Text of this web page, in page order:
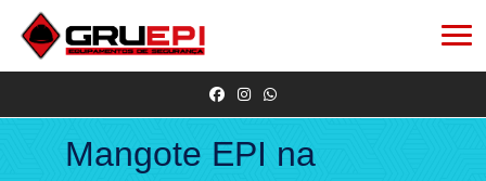
Mangote EPI na